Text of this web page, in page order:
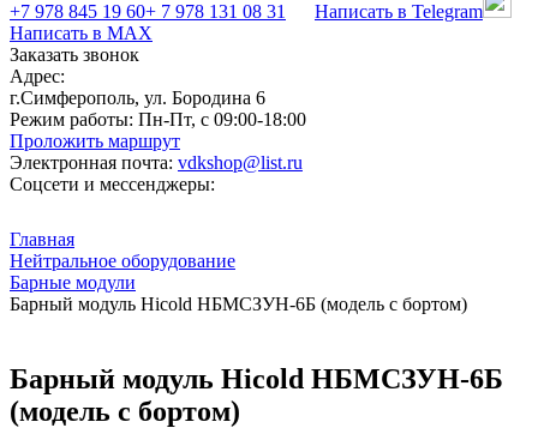
+7 978 845 19 60+ 7 978 131 08 31
Написать в Telegram
Написать в MAX
Заказать звонок
Адрес:
г.Симферополь, ул. Бородина 6
Режим работы: Пн-Пт, с 09:00-18:00
Проложить маршрут
Электронная почта: vdkshop@list.ru
Соцсети и мессенджеры:
Главная
Нейтральное оборудование
Барные модули
Барный модуль Hicold НБМСЗУН-6Б (модель с бортом)
Барный модуль Hicold НБМСЗУН-6Б
(модель с бортом)